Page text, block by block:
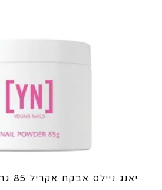
יאנג ניילס אבקת אקריל 85 גרם- בגוונים שונים